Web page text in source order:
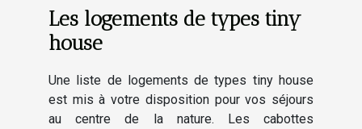
Les logements de types tiny
house
Une liste de logements de types tiny house
est mis à votre disposition pour vos séjours
au centre de la nature. Les cabottes